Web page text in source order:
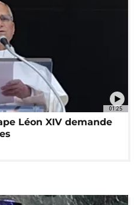
01:25
Léon XIV demande